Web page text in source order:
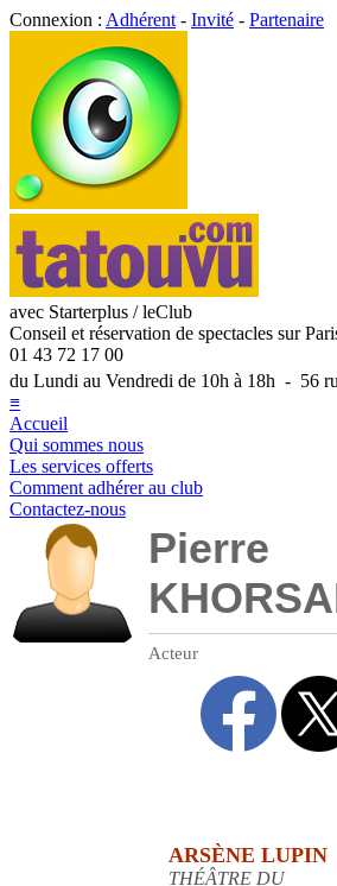
Connexion : Adhérent - Invité - Partenaire
avec Starterplus / leClub
Conseil et réservation de spectacles sur
01 43 72 17 00
du Lundi au Vendredi de 10h à 18h - 56
≡
Accueil
Qui sommes nous
Les services offerts
Comment adhérer au club
Contactez-nous
Pierre
Acteur
ARSÈNE LUPIN
THÉÂTRE DU